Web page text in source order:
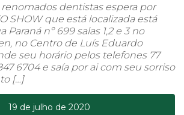
dentistas espera por
SHOW que está localizada está
Paraná nº 699 salas 1,2 e 3 no
no Centro de Luís Eduardo
seu horário pelos telefones 77
6704 e saía por ai com seu sorriso
[…]
19 de julho de 2020